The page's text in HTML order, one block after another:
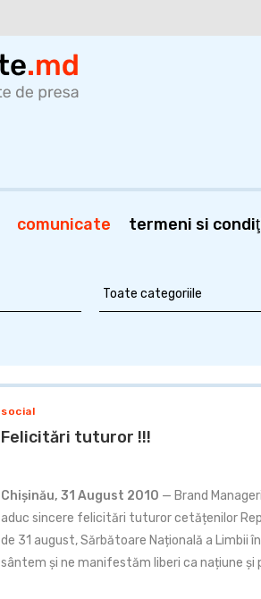
comunicate termeni si
social
Felicitări tuturor !!!
Chișinău, 31 August 2010 — Brand
aduc sincere felicitări tuturor cetățenilor
de 31 august, Sărbătoare Națională a Limbii
sântem și ne manifestăm liberi ca națiune și